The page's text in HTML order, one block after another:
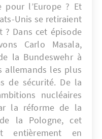
l’Europe ? Et
Unis se retiraient
Dans cet épisode
Carlo Masala,
la Bundeswehr à
allemands les plus
de sécurité. De la
nucléaires
la réforme de la
la Pologne, cet
entièrement en